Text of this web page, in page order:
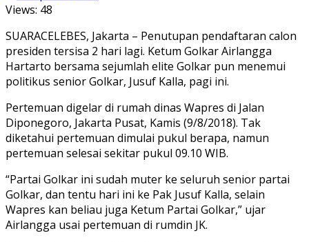
Views: 48
SUARACELEBES, Jakarta – Penutupan pendaftaran calon
presiden tersisa 2 hari lagi. Ketum Golkar Airlangga
Hartarto bersama sejumlah elite Golkar pun menemui
politikus senior Golkar, Jusuf Kalla, pagi ini.
Pertemuan digelar di rumah dinas Wapres di Jalan
Diponegoro, Jakarta Pusat, Kamis (9/8/2018). Tak
diketahui pertemuan dimulai pukul berapa, namun
pertemuan selesai sekitar pukul 09.10 WIB.
“Partai Golkar ini sudah muter ke seluruh senior partai
Golkar, dan tentu hari ini ke Pak Jusuf Kalla, selain
Wapres kan beliau juga Ketum Partai Golkar,” ujar
Airlangga usai pertemuan di rumdin JK.